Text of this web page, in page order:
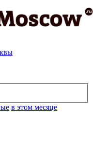
в этом месяце